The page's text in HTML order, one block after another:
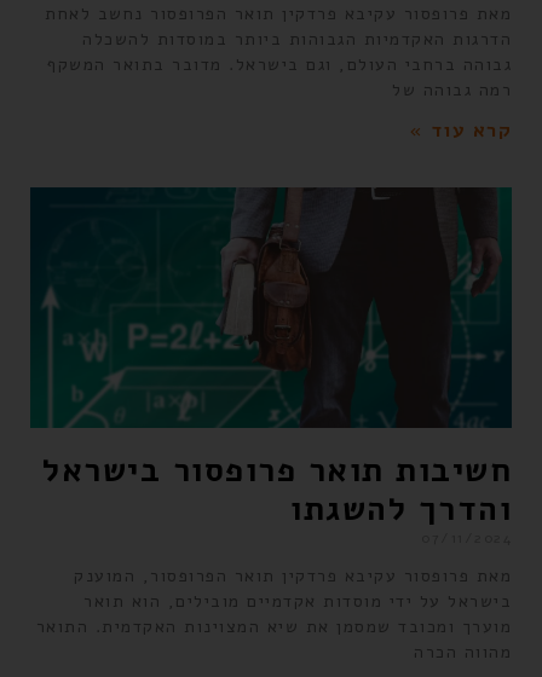
מאת פרופסור עקיבא פרדקין תואר הפרופסור נחשב לאחת
הדרגות האקדמיות הגבוהות ביותר במוסדות להשכלה
גבוהה ברחבי העולם, וגם בישראל. מדובר בתואר המשקף
רמה גבוהה של
קרא עוד »
חשיבות תואר פרופסור בישראל
והדרך להשגתו
מאת פרופסור עקיבא פרדקין תואר הפרופסור, המוענק
בישראל על ידי מוסדות אקדמיים מובילים, הוא תואר
מוערך ומכובד שמסמן את שיא המצוינות האקדמית. התואר
מהווה הכרה